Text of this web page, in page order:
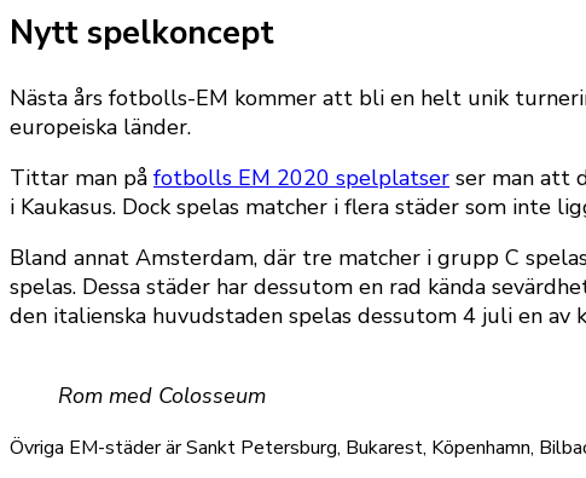
Nytt spelkoncept
Nästa års fotbolls-EM kommer att bli en helt unik
europeiska länder.
Tittar man på fotbolls EM 2020 spelplatser ser man att
i Kaukasus. Dock spelas matcher i flera städer som
Bland annat Amsterdam, där tre matcher i grupp C
spelas. Dessa städer har dessutom en rad kända
den italienska huvudstaden spelas dessutom 4 juli en av
Rom med Colosseum
Övriga EM-städer är Sankt Petersburg, Bukarest, Köpenhamn,